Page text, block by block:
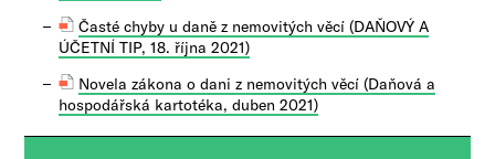
Časté chyby u daně z nemovitých věcí (DAŇOVÝ A
ÚČETNÍ TIP, 18. října 2021)
Novela zákona o dani z nemovitých věcí (Daňová a
hospodářská kartotéka, duben 2021)